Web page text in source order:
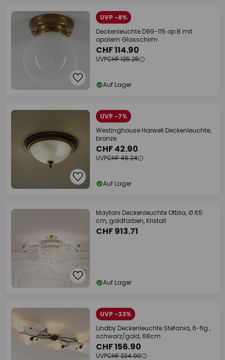
UVP -8%
Deckenleuchte D99-115 op B mit
opalem Glasschirm
CHF 114.90
UVPCHF 125.25
Auf Lager
UVP -7%
Westinghouse Harwell Deckenleuchte,
bronze
CHF 42.90
UVPCHF 46.24
Auf Lager
Maytoni Deckenleuchte Ottilia, Ø 65
cm, goldfarben, Kristall
CHF 913.71
Auf Lager
UVP -33%
Lindby Deckenleuchte Stefania, 6-flg.,
schwarz/gold, 68cm
CHF 156.90
UVPCHF 234.90